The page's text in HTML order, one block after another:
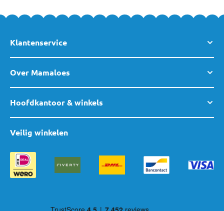
Klantenservice
Over Mamaloes
Hoofdkantoor & winkels
Veilig winkelen